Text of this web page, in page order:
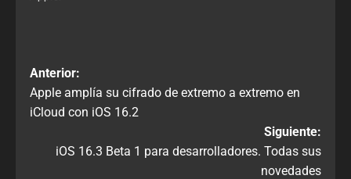
Anterior:
Apple amplía su cifrado de extremo a extremo en
iCloud con iOS 16.2
Siguiente:
iOS 16.3 Beta 1 para desarrolladores. Todas sus
novedades